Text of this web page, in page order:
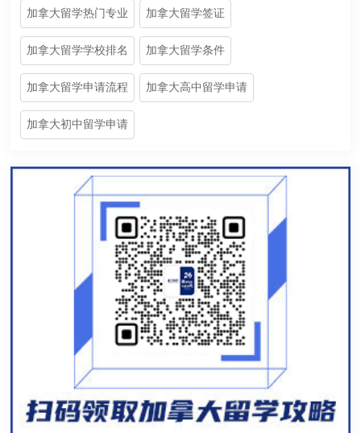
加拿大留学热门专业 加拿大留学签证
加拿大留学学校排名 加拿大留学条件
加拿大留学申请流程 加拿大高中留学申请
加拿大初中留学申请